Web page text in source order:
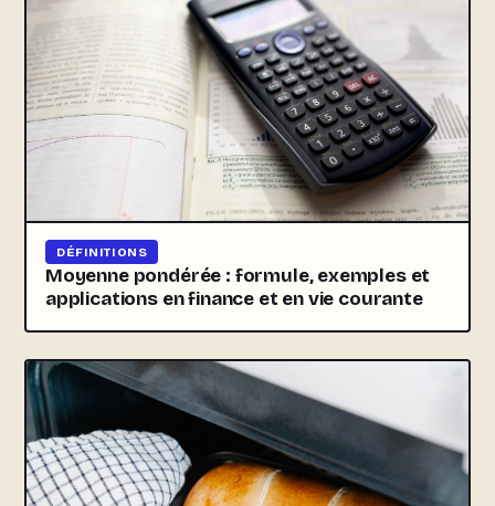
DÉFINITIONS
Moyenne pondérée : formule, exemples et
applications en finance et en vie courante